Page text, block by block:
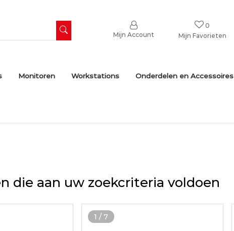
Mijn Account
0
Mijn Favorieten
Monitoren Workstations Onderdelen en Accessoires
die aan uw zoekcriteria voldoen
1 / 7